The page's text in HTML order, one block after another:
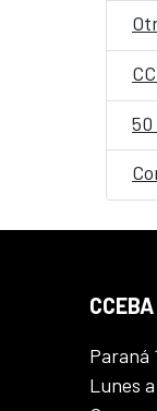
50
Paraná
Lunes